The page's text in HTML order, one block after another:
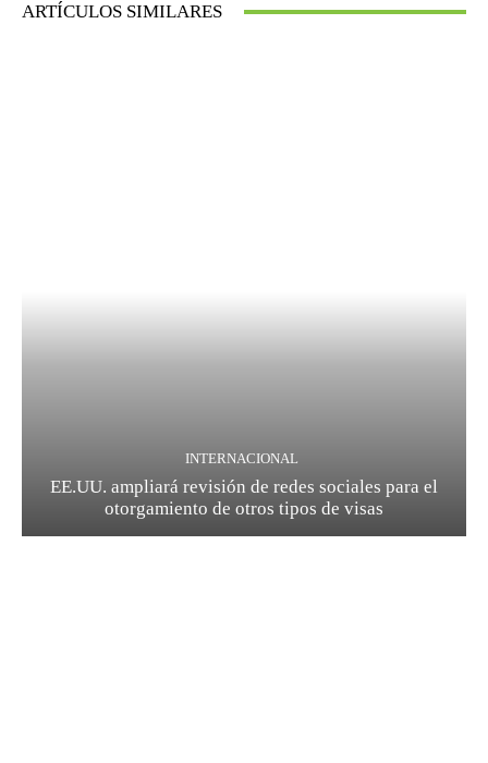
ARTÍCULOS SIMILARES
INTERNACIONAL
EE.UU. ampliará revisión de redes sociales para el
otorgamiento de otros tipos de visas